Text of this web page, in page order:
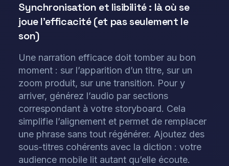
Synchronisation et lisibilité : là où se
joue l’efficacité (et pas seulement le
son)
Une narration efficace doit tomber au bon
moment : sur l’apparition d’un titre, sur un
zoom produit, sur une transition. Pour y
arriver, générez l’audio par sections
correspondant à votre storyboard. Cela
simplifie l’alignement et permet de remplacer
une phrase sans tout régénérer. Ajoutez des
sous-titres cohérents avec la diction : votre
audience mobile lit autant qu’elle écoute.